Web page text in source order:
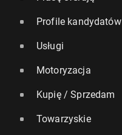
Profile kandydatów
Usługi
Motoryzacja
Kupię / Sprzedam
Towarzyskie